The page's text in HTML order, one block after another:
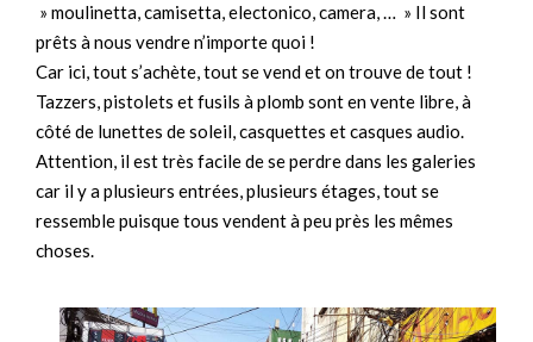
» moulinetta, camisetta, electonico, camera, … » Il sont
prêts à nous vendre n’importe quoi !
Car ici, tout s’achète, tout se vend et on trouve de tout !
Tazzers, pistolets et fusils à plomb sont en vente libre, à
côté de lunettes de soleil, casquettes et casques audio.
Attention, il est très facile de se perdre dans les galeries
car il y a plusieurs entrées, plusieurs étages, tout se
ressemble puisque tous vendent à peu près les mêmes
choses.